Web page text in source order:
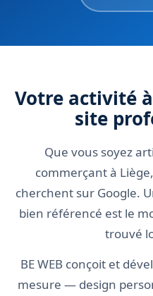
Votre activité
site
Que vous soyez
commerçant à
cherchent sur Google.
bien référencé est le
trouvé
BE WEB conçoit et
mesure — design